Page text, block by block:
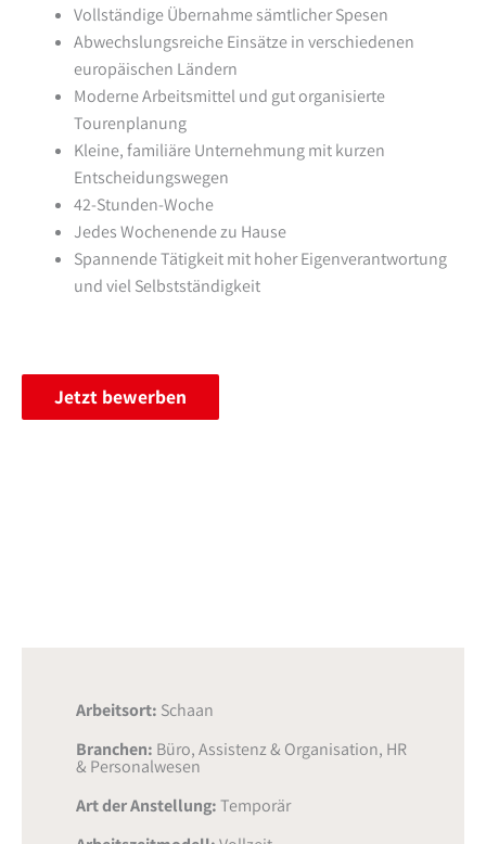
Vollständige Übernahme sämtlicher Spesen
Abwechslungsreiche Einsätze in verschiedenen
europäischen Ländern
Moderne Arbeitsmittel und gut organisierte
Tourenplanung
Kleine, familiäre Unternehmung mit kurzen
Entscheidungswegen
42-Stunden-Woche
Jedes Wochenende zu Hause
Spannende Tätigkeit mit hoher Eigenverantwortung
und viel Selbstständigkeit
Jetzt bewerben
Arbeitsort: Schaan
Branchen: Büro, Assistenz & Organisation, HR
& Personalwesen
Art der Anstellung:Temporär